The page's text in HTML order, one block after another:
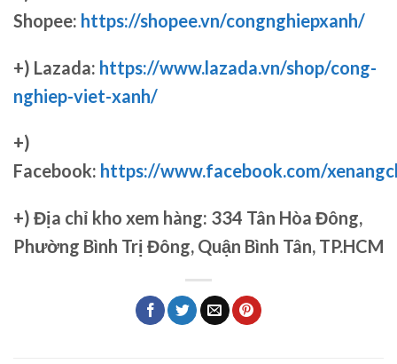
Shopee: https://shopee.vn/congnghiepxanh/
+) Lazada: https://www.lazada.vn/shop/cong-
nghiep-viet-xanh/
+)
Facebook: https://www.facebook.com/
+) Địa chỉ kho xem hàng: 334 Tân Hòa Đông,
Phường Bình Trị Đông, Quận Bình Tân, TP.HCM